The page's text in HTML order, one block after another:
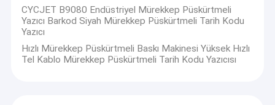
CYCJET B9080 Endüstriyel Mürekkep Püskürtmeli
Yazıcı Barkod Siyah Mürekkep Püskürtmeli Tarih Kodu
Yazıcı
Hızlı Mürekkep Püskürtmeli Baskı Makinesi Yüksek Hızlı
Tel Kablo Mürekkep Püskürtmeli Tarih Kodu Yazıcısı